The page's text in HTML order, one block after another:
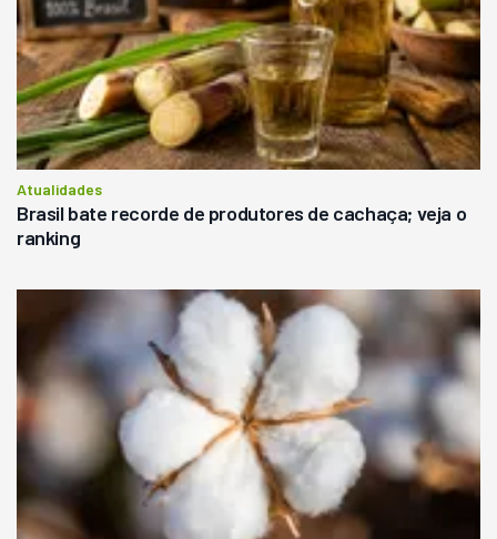
Atualidades
Brasil bate recorde de produtores de cachaça; veja o
ranking